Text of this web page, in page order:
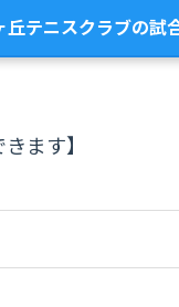
丘テニスクラブの試
ます】